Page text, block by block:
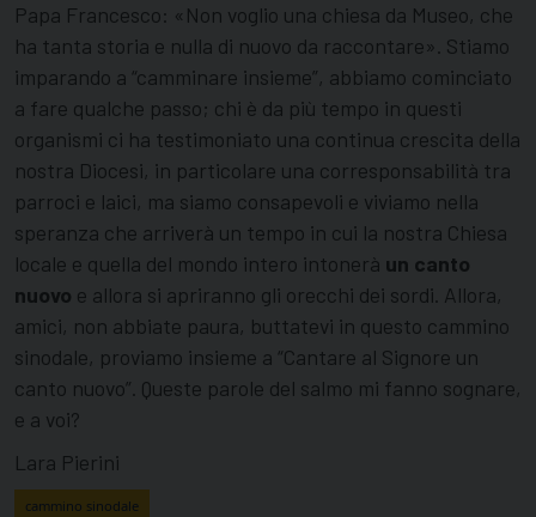
Papa Francesco: «Non voglio una chiesa da Museo, che
ha tanta storia e nulla di nuovo da raccontare». Stiamo
imparando a “camminare insieme”, abbiamo cominciato
a fare qualche passo; chi è da più tempo in questi
organismi ci ha testimoniato una continua crescita della
nostra Diocesi, in particolare una corresponsabilità tra
parroci e laici, ma siamo consapevoli e viviamo nella
speranza che arriverà un tempo in cui la nostra Chiesa
locale e quella del mondo intero intonerà un canto
nuovo e allora si apriranno gli orecchi dei sordi. Allora,
amici, non abbiate paura, buttatevi in questo cammino
sinodale, proviamo insieme a “Cantare al Signore un
canto nuovo”. Queste parole del salmo mi fanno sognare,
e a voi?
Lara Pierini
cammino sinodale